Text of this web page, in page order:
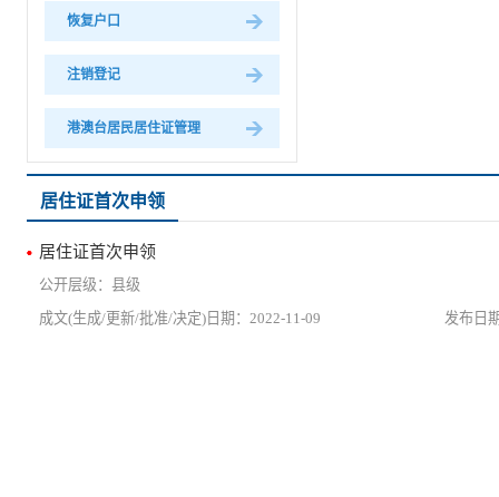
恢复户口
注销登记
港澳台居民居住证管理
居住证首次申领
居住证首次申领
县级
2022-11-09